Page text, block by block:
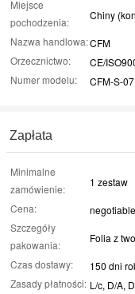
Miejsce
pochodzenia:
Chiny
Nazwa handlowa:CFM
Orzecznictwo:
CE/
Numer modelu:
CFM-S-07
Zapłata
Minimalne
zamówienie:
1 zestaw
Cena:
negotiable
Szczegóły
pakowania:
Folia z
Czas dostawy:
150 dni
Zasady płatności: L/c, D/A,